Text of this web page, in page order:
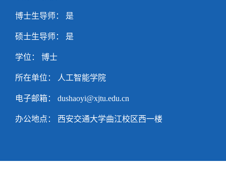
博士生导师： 是
硕士生导师： 是
学位： 博士
所在单位： 人工智能学院
电子邮箱： dushaoyi@xjtu.edu.cn
办公地点： 西安交通大学曲江校区西一楼